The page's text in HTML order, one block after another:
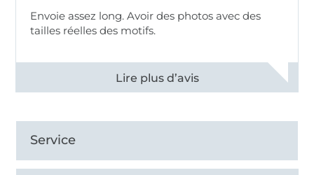
Envoie assez long. Avoir des photos avec des
tailles réelles des motifs.
Voir tous les 11494 commentaires
Service